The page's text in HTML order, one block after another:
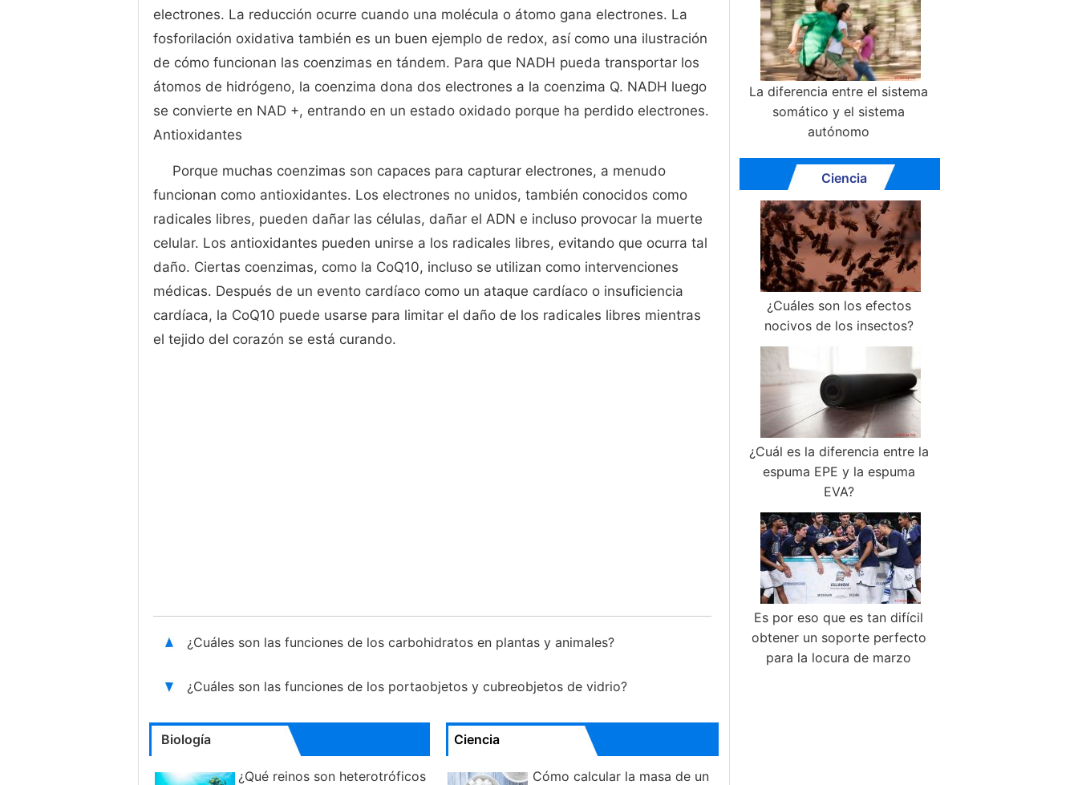
electrones. La reducción ocurre cuando una molécula o átomo gana electrones. La
fosforilación oxidativa también es un buen ejemplo de redox, así como una ilustración
de cómo funcionan las coenzimas en tándem. Para que NADH pueda transportar los
átomos de hidrógeno, la coenzima dona dos electrones a la coenzima Q. NADH luego
se convierte en NAD +, entrando en un estado oxidado porque ha perdido electrones.
Antioxidantes
Porque muchas coenzimas son capaces para capturar electrones, a menudo
funcionan como antioxidantes. Los electrones no unidos, también conocidos como
radicales libres, pueden dañar las células, dañar el ADN e incluso provocar la muerte
celular. Los antioxidantes pueden unirse a los radicales libres, evitando que ocurra tal
daño. Ciertas coenzimas, como la CoQ10, incluso se utilizan como intervenciones
médicas. Después de un evento cardíaco como un ataque cardíaco o insuficiencia
cardíaca, la CoQ10 puede usarse para limitar el daño de los radicales libres mientras
el tejido del corazón se está curando.
¿Cuáles son las funciones de los carbohidratos en plantas y animales?
¿Cuáles son las funciones de los portaobjetos y cubreobjetos de vidrio?
Biología
¿Qué reinos son heterotróficos
Ciencia
Cómo calcular la masa de un
La diferencia entre el sistema
somático y el sistema
autónomo
Ciencia
¿Cuáles son los efectos
nocivos de los insectos?
¿Cuál es la diferencia entre la
espuma EPE y la espuma
EVA?
Es por eso que es tan difícil
obtener un soporte perfecto
para la locura de marzo